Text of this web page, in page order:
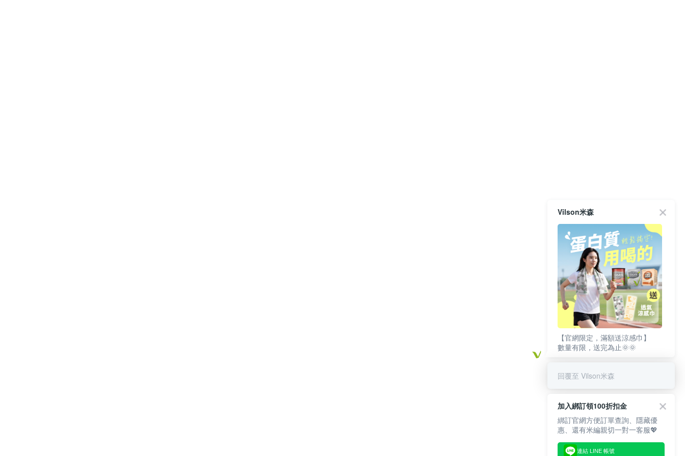
Vilson米森
【官網限定，滿額送涼感巾】
數量有限，送完為止🌞🌞
回覆至 Vilson米森
加入綁訂領100折扣金
綁訂官網方便訂單查詢、隱藏優
惠、還有米編親切一對一客服💖
連結 LINE 帳號